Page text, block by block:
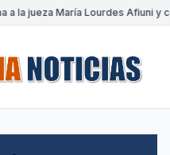
a la jueza María Lourdes Afiuni y